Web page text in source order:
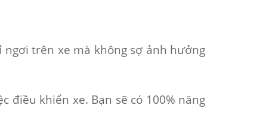
trên xe mà không sợ ảnh hưởng
điều khiển xe. Bạn sẽ có 100% năng